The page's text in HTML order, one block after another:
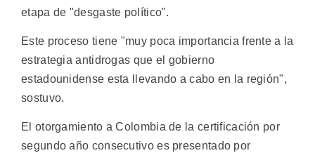
etapa de "desgaste político".
Este proceso tiene "muy poca importancia frente a la
estrategia antidrogas que el gobierno
estadounidense esta llevando a cabo en la región",
sostuvo.
El otorgamiento a Colombia de la certificación por
segundo año consecutivo es presentado por